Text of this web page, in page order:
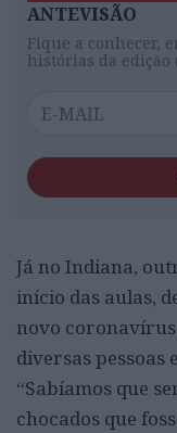
ANTEVISÃO
Fique a conhecer,
histórias da edição
Já no Indiana,
início das aulas,
novo coronavírus
diversas pessoas
“Sabíamos que
chocados que